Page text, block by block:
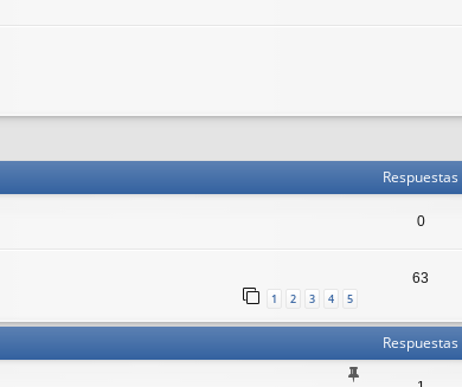
Respuestas
0
1 2 3 4 5
63
Respuestas